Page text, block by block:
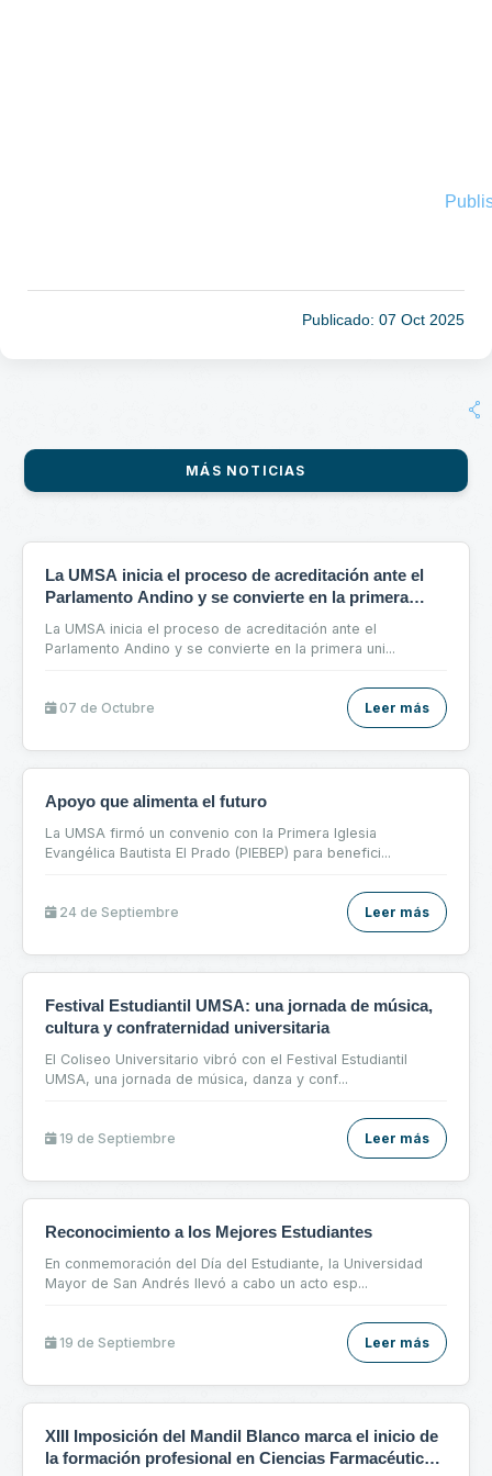
Publicado: 07 Oct 2025
MÁS NOTICIAS
La UMSA inicia el proceso de acreditación ante el
Parlamento Andino y se convierte en la primera
universidad boliviana en esta instancia internacional
La UMSA inicia el proceso de acreditación ante el
Parlamento Andino y se convierte en la primera uni...
07 de Octubre Leer más
Apoyo que alimenta el futuro
La UMSA firmó un convenio con la Primera Iglesia
Evangélica Bautista El Prado (PIEBEP) para benefici...
24 de Septiembre Leer más
Festival Estudiantil UMSA: una jornada de música,
cultura y confraternidad universitaria
El Coliseo Universitario vibró con el Festival Estudiantil
UMSA, una jornada de música, danza y conf...
19 de Septiembre Leer más
Reconocimiento a los Mejores Estudiantes
En conmemoración del Día del Estudiante, la Universidad
Mayor de San Andrés llevó a cabo un acto esp...
19 de Septiembre Leer más
XIII Imposición del Mandil Blanco marca el inicio de
la formación profesional en Ciencias Farmacéuticas